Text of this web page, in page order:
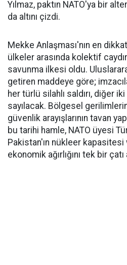
Yılmaz, paktın NATO'ya bir
da altını çizdi.
Mekke Anlaşması'nın en
ülkeler arasında kolektif
savunma ilkesi oldu.
getiren maddeye göre;
her türlü silahlı saldırı, diğer
sayılacak. Bölgesel
güvenlik arayışlarının tavan
bu tarihi hamle, NATO üyesi
Pakistan'ın nükleer kapasitesi
ekonomik ağırlığını tek bir